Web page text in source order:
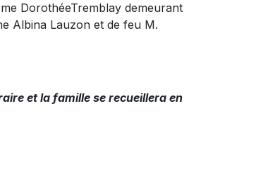
DorothéeTremblay demeurant
Albina Lauzon et de feu M.
et la famille se recueillera en